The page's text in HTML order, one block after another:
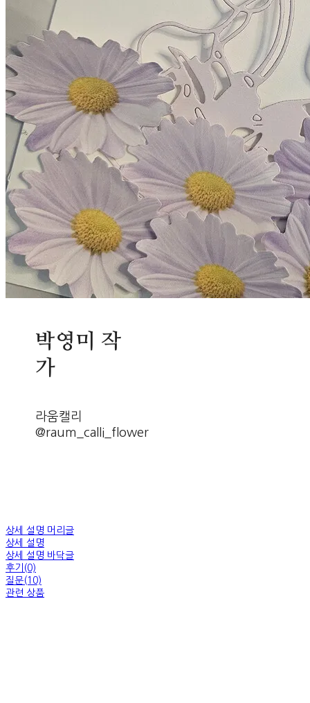
박영미 작
가
라움캘리
@raum_calli_flower
상세 설명 머리글
상세 설명
상세 설명 바닥글
후기(0)
질문(10)
관련 상품